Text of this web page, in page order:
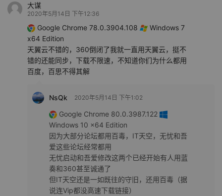
大谋
2020年5月14日 下午12:36
Google Chrome 78.0.3904.108
Windows 7
x64 Edition
天翼云不错的，360倒闭了我就一直用天翼云，挺不
错的还能同步，下载不限速，不知道你们为什么都用
百度，百思不得其解
NsQk 2020年5月14日 下午1:02
Google Chrome 80.0.3987.122
Windows 10 x64 Edition
因为大部分论坛都用百毒，IT天空，无忧和吾
爱这些论坛经常都用
无忧启动和吾爱修改这两个已经开始有人用蓝
奏和360甚至诚通了
但IT天空还是一如既往的守旧，还用百毒（据
说连Vip都没高速下载链接）